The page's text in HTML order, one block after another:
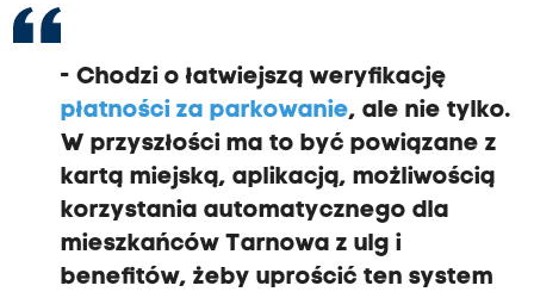
- Chodzi o łatwiejszą weryfikację
płatności za parkowanie, ale nie tylko.
W przyszłości ma to być powiązane z
kartą miejską, aplikacją, możliwością
korzystania automatycznego dla
mieszkańców Tarnowa z ulg i
benefitów, żeby uprościć ten system